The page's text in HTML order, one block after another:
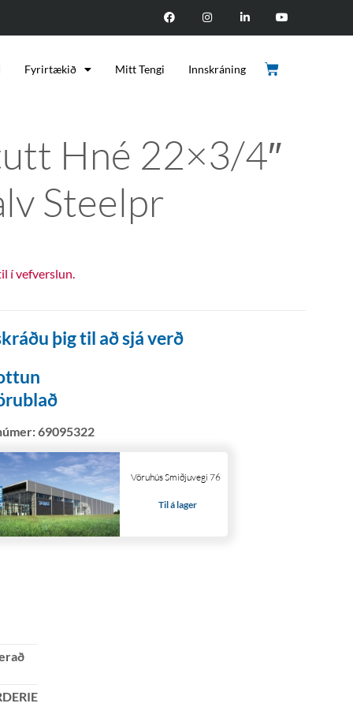
Fyrirtækið Mitt Tengi Innskráning
Hné 22×3/4″
Steelpr
í vefverslun.
þig til að sjá verð
69095322
Vöruhús Smiðjuvegi 76
Til á lager